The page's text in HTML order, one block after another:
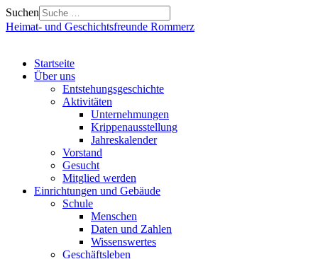
Suchen
Heimat- und Geschichtsfreunde Rommerz
Startseite
Über uns
Entstehungsgeschichte
Aktivitäten
Unternehmungen
Krippenausstellung
Jahreskalender
Vorstand
Gesucht
Mitglied werden
Einrichtungen und Gebäude
Schule
Menschen
Daten und Zahlen
Wissenswertes
Geschäftsleben